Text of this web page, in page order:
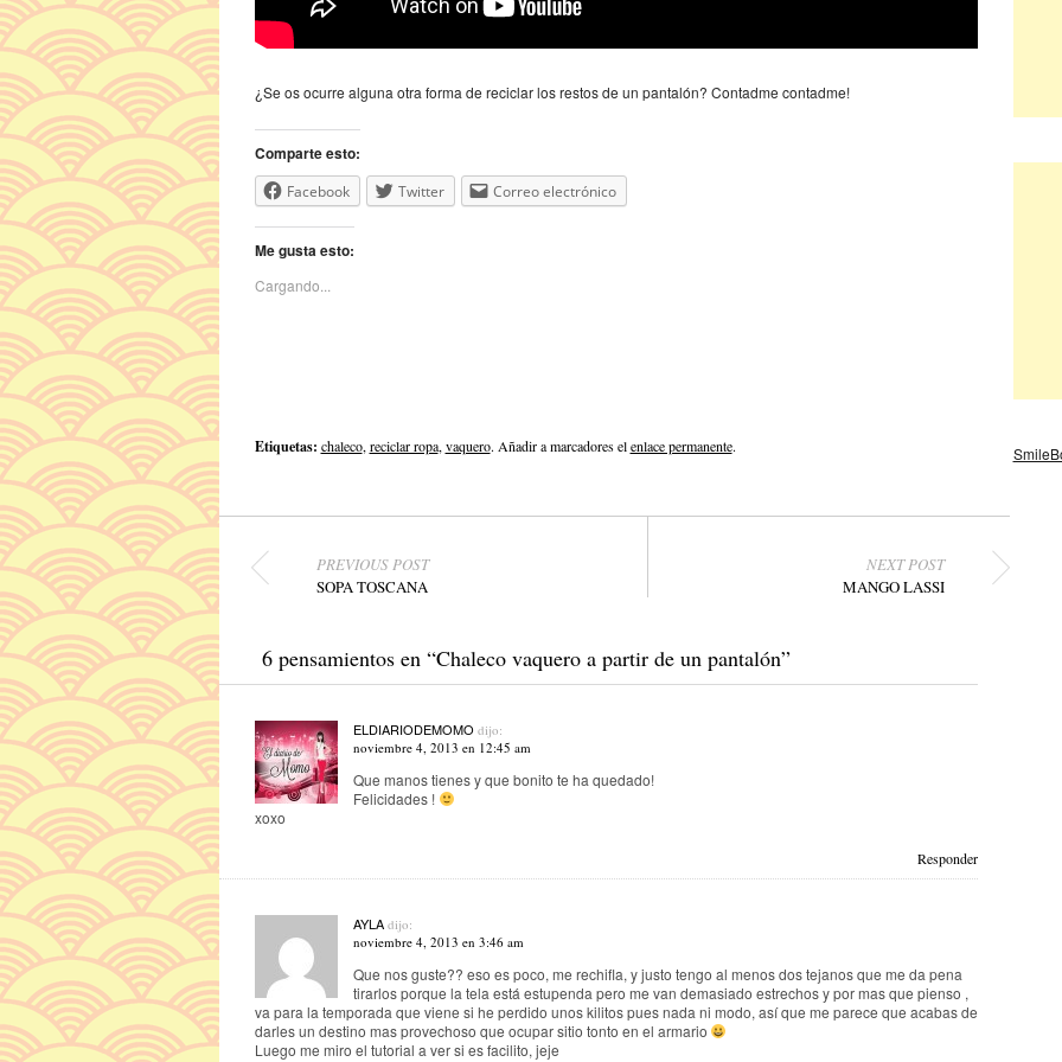
¿Se os ocurre alguna otra forma de reciclar los restos de un pantalón? Contadme contadme!
Comparte esto:
Facebook Twitter Correo electrónico
Me gusta esto:
Cargando...
Etiquetas: chaleco, reciclar ropa, vaquero. Añadir a marcadores elenlace permanente.
Navegador de artículos
PREVIOUS POST
SOPA TOSCANA
NEXT POST
MANGO LASSI
6 pensamientos en “Chaleco vaquero a partir de un pantalón”
ELDIARIODEMOMO dijo:
noviembre 4, 2013 en 12:45 am
Que manos tienes y que bonito te ha quedado!
Felicidades !
xoxo
Responder
AYLA dijo:
noviembre 4, 2013 en 3:46 am
Que nos guste?? eso es poco, me rechifla, y justo tengo al menos dos tejanos que me da pena
tirarlos porque la tela está estupenda pero me van demasiado estrechos y por mas que pienso ,
va para la temporada que viene si he perdido unos kilitos pues nada ni modo, así que me parece que acabas de
darles un destino mas provechoso que ocupar sitio tonto en el armario
Luego me miro el tutorial a ver si es facilito, jeje